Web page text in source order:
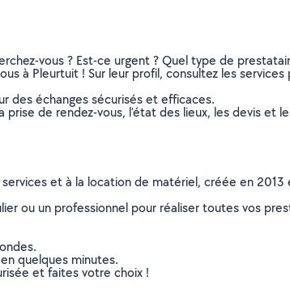
vous ? Est-ce urgent ? Quel type de
à Pleurtuit ! Sur leur profil, consultez les
des échanges sécurisés et efficaces.
de rendez-vous, l’état des lieux, les devis et
et à la location de matériel, créée en
ou un professionnel pour réaliser toutes vos
quelques minutes.
et faites votre choix !